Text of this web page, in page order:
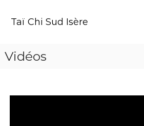
Taï Chi Sud Isère
Vidéos